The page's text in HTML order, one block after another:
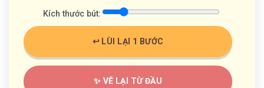
Kích thước bút:
↩️ LÙI LẠI 1 BƯỚC
✨ VẼ LẠI TỪ ĐẦU